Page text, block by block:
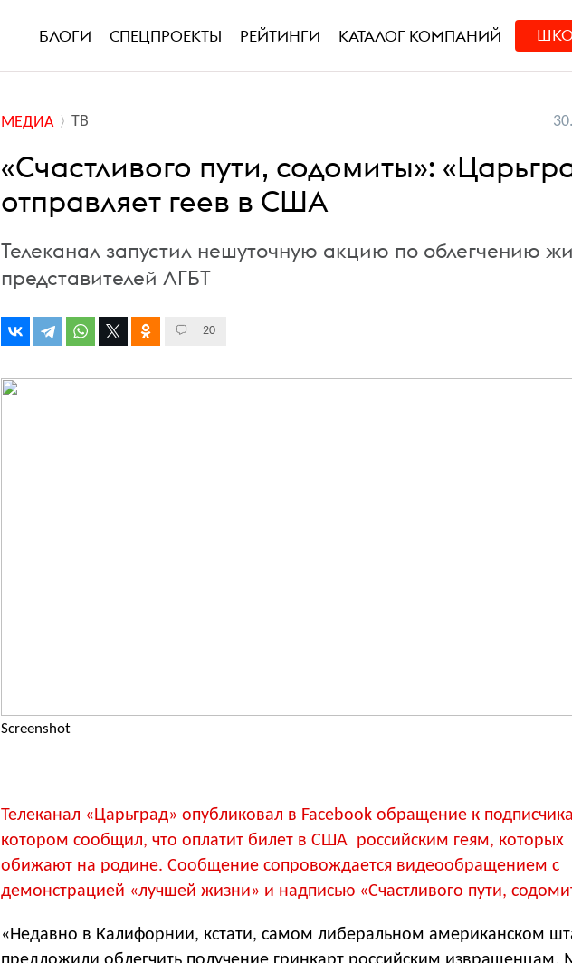
БЛОГИ СПЕЦПРОЕКТЫ РЕЙТИНГИ КАТАЛОГ КОМПАНИЙ
МЕДИА ТВ
«Счастливого пути, содомиты»:
отправляет геев в США
Телеканал запустил нешуточную акцию по облегчению
представителей ЛГБТ
20
Screenshot
Телеканал «Царьград» опубликовал в Facebook обращение к
котором сообщил, что оплатит билет в США российским геям, которых
обижают на родине. Сообщение сопровождается видеообращением с
демонстрацией «лучшей жизни» и надписью «Счастливого пути,
«Недавно в Калифорнии, кстати, самом либеральном американском